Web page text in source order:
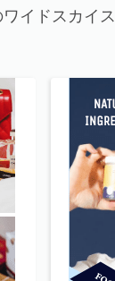
イドスカイ